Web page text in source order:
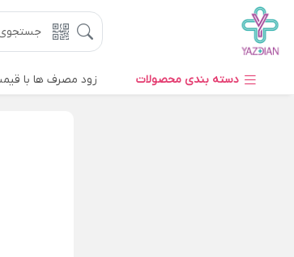
دسته بندی محصولات زود مصرف ها با